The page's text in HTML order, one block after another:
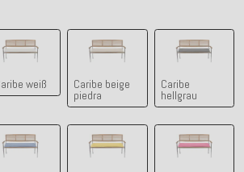
negro
weiß
Caribe weiß
Caribe beige
piedra
Caribe beige piedra
Caribe
hellgrau
Caribe
Caribe hellblau Caribe gelb yellow limonCaribe pink